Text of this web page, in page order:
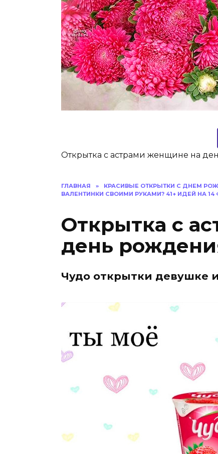
Открытка с астрами женщине на
ГЛАВНАЯ » КРАСИВЫЕ ОТКРЫТКИ C ДНЕМ
ВАЛЕНТИНКИ СВОИМИ РУКАМИ? 41+ ИДЕЙ НА 14
Открытка с
день
Чудо открытки девушке